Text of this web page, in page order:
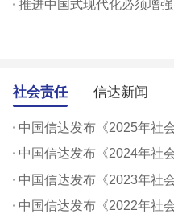
社会责任 信达新闻